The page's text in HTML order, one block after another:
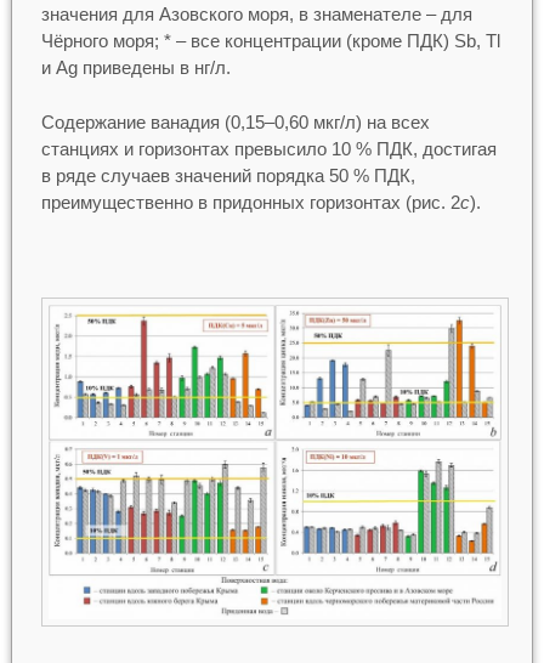
значения для Азовского моря, в знаменателе – для
Чёрного моря; * – все концентрации (кроме ПДК) Sb, Tl
и Ag приведены в нг/л.
Содержание ванадия (0,15–0,60 мкг/л) на всех
станциях и горизонтах превысило 10 % ПДК, достигая
в ряде случаев значений порядка 50 % ПДК,
преимущественно в придонных горизонтах (рис. 2c).